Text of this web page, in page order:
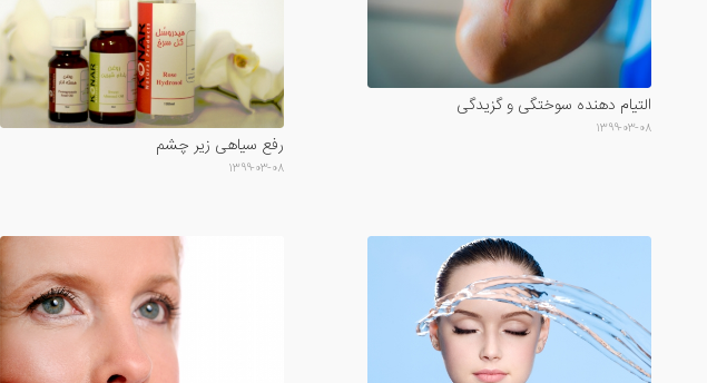
التیام دهنده سوختگی و گزیدگی
۱۳۹۹-۰۳-۰۸
رفع سیاهی زیر چشم
۱۳۹۹-۰۳-۰۸